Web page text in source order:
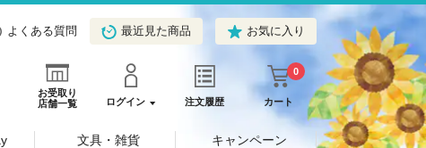
よくある質問 最近見た商品 お気に入り
お受取り
店舗一覧
ログイン 注文履歴 カート
0
文具・雑貨 キャンペーン